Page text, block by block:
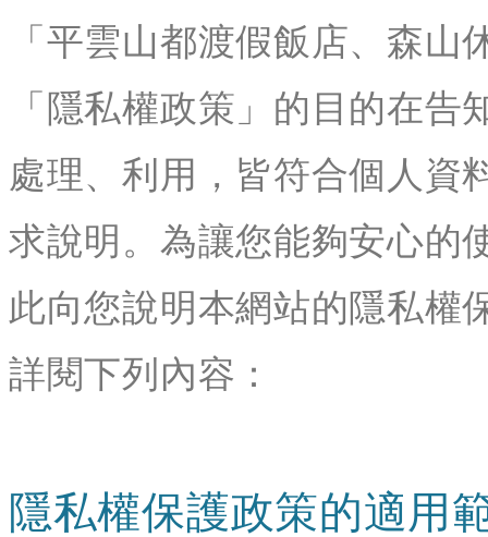
「平雲山都渡假飯店、森
「隱私權政策」的目的在
處理、利用，皆符合個人資
求說明。為讓您能夠安心的
此向您說明本網站的隱私權
詳閱下列內容：
隱私權保護政策的適用